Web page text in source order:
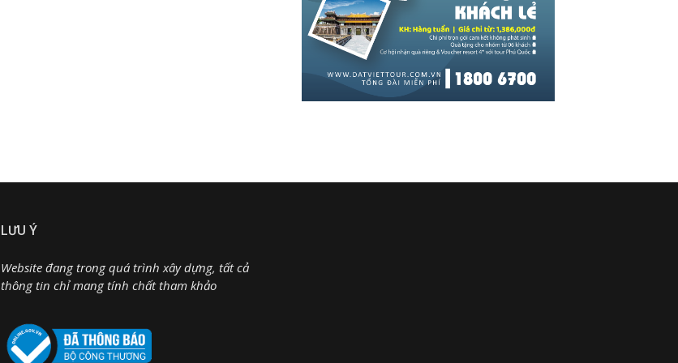
LƯU Ý
Website đang trong quá trình xây dựng, tất cả
thông tin chỉ mang tính chất tham khảo